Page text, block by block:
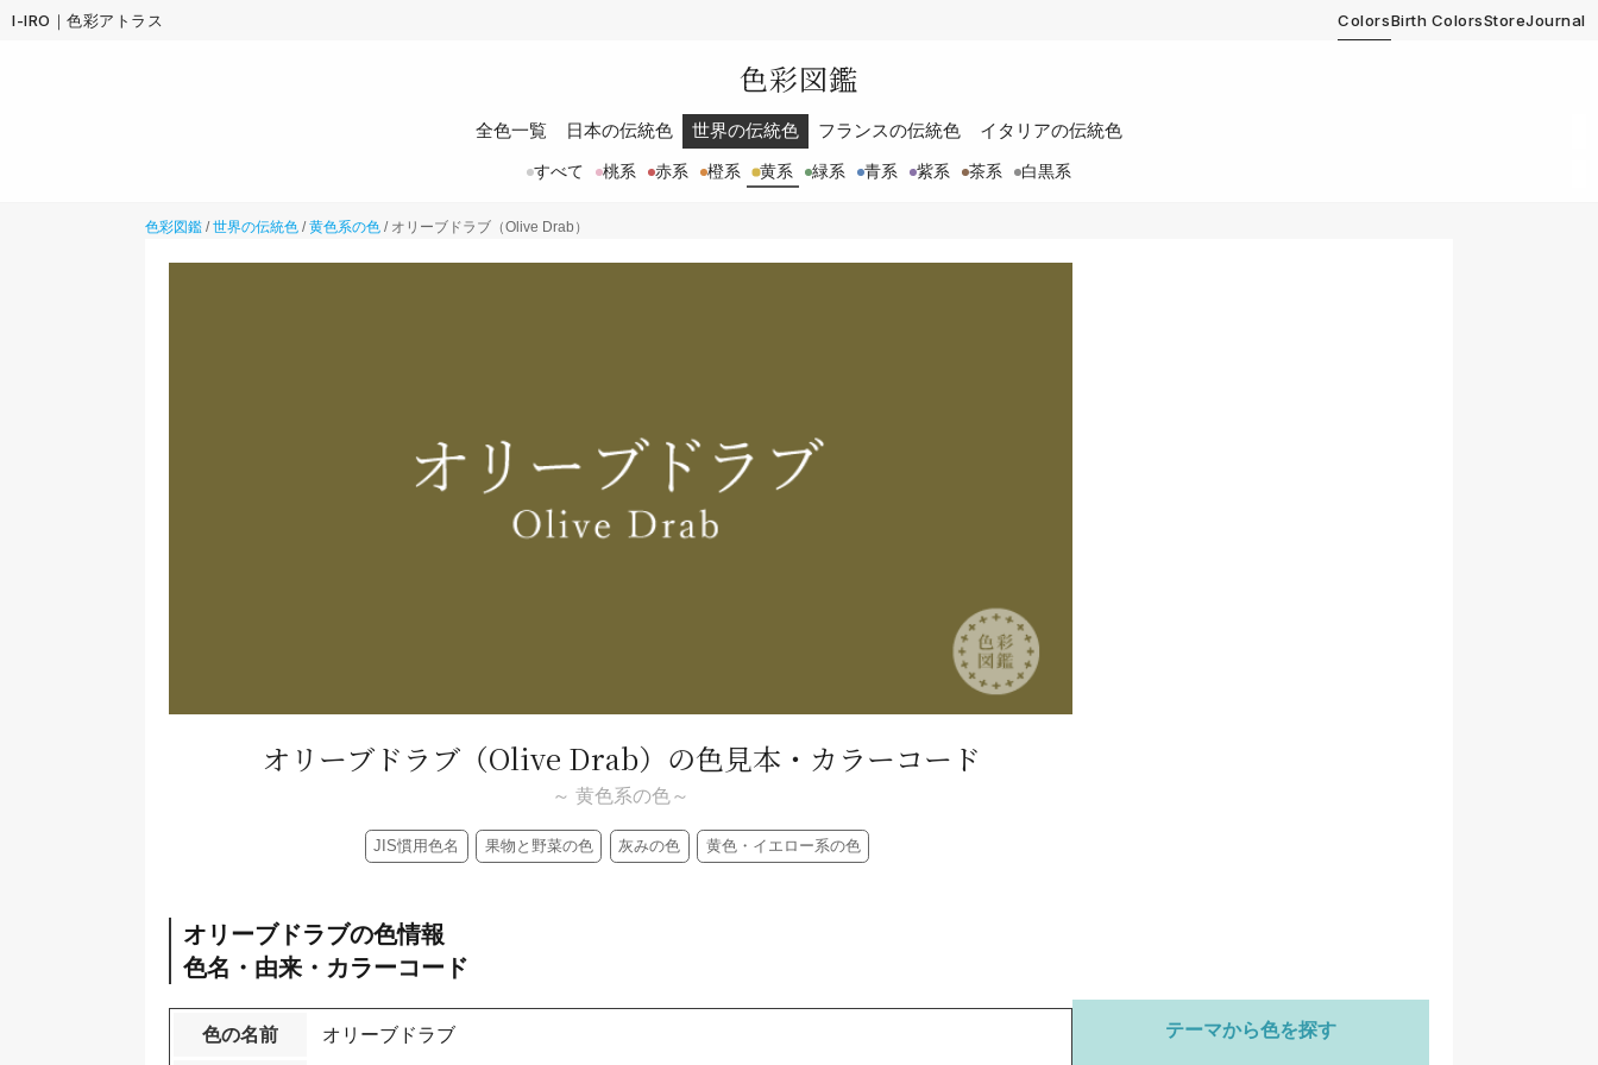
I-IRO｜色彩アトラス ColorsBirth ColorsStoreJournal
色彩図鑑
全色一覧 日本の伝統色 世界の伝統色 フランスの伝統色 イタリアの伝統色
すべて 桃系 赤系 橙系 黄系 緑系 青系 紫系 茶系 白黒系
色彩図鑑 / 世界の伝統色 / 黄色系の色 /オリーブドラブ（Olive Drab）
オリーブドラブ（Olive Drab） の色見本・カラーコード
～ 黄色系の色～
JIS慣用色名 果物と野菜の色 灰みの色 黄色・イエロー系の色
オリーブドラブの色情報
色名・由来・カラーコード
色の名前 オリーブドラブ テーマから色を探す